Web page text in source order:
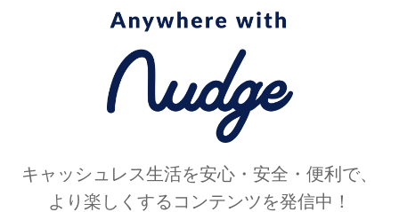
キャッシュレス生活を安心・安全・便利で、
より楽しくするコンテンツを発信中！